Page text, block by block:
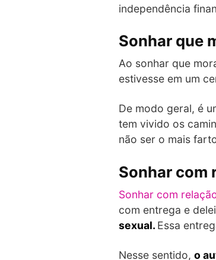
independência
Sonhar que
Ao sonhar que
estivesse em um
De modo geral, é
tem vivido os
não ser o mais
Sonhar com
Sonhar com
com entrega e
sexual. Essa
Nesse sentido, o